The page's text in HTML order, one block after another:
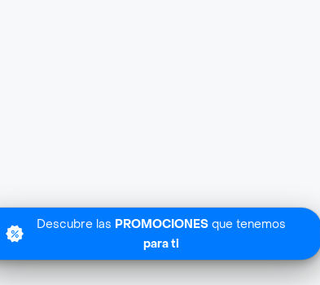
Descubre las PROMOCIONES que tenemos
para ti